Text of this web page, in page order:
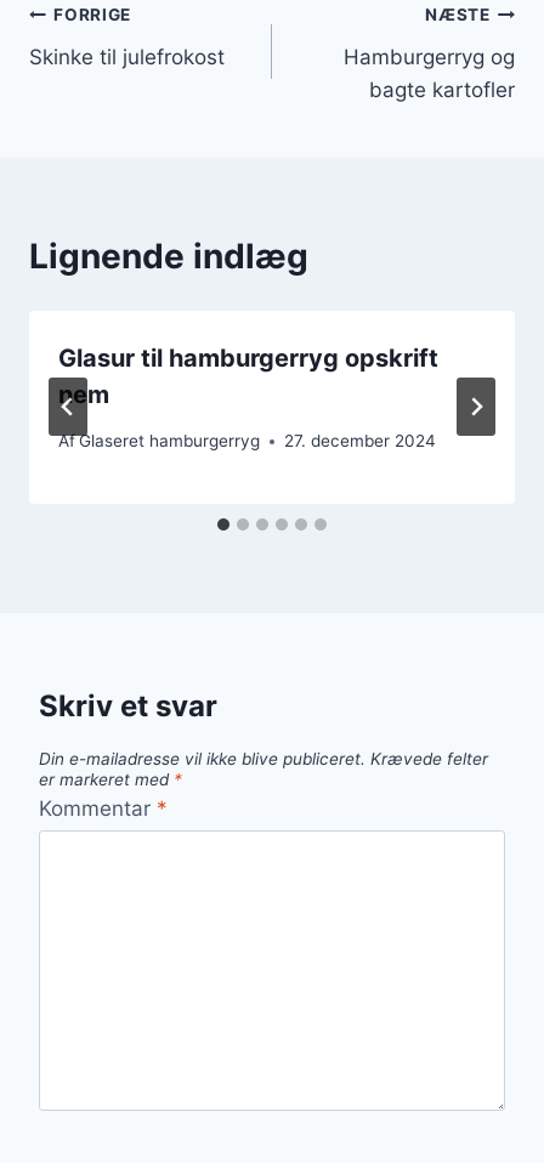
Indlægsnavigation
FORRIGE
Skinke til julefrokost
NÆSTE
Hamburgerryg og
bagte kartofler
Lignende indlæg
Glasur til hamburgerryg opskrift
nem
AfGlaseret hamburgerryg 27. december 2024
Skriv et svar
Din e-mailadresse vil ikke blive publiceret. Krævede felter
er markeret med *
Kommentar *